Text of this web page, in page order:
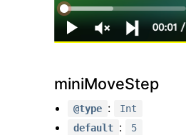
miniMoveStep
@type :
Int
default : 5